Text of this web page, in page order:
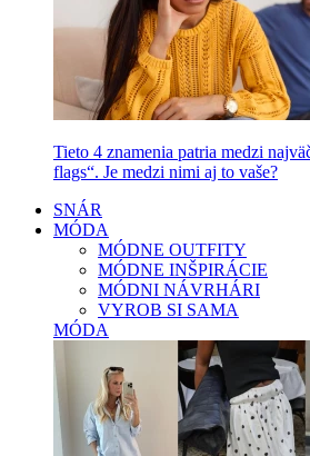
Tieto 4 znamenia patria medzi
flags“. Je medzi nimi aj to vaše?
SNÁR
MÓDA
MÓDNE OUTFITY
MÓDNE INŠPIRÁCIE
MÓDNI NÁVRHÁRI
VYROB SI SAMA
MÓDA